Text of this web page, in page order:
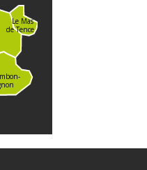
Le Mas
de Tence